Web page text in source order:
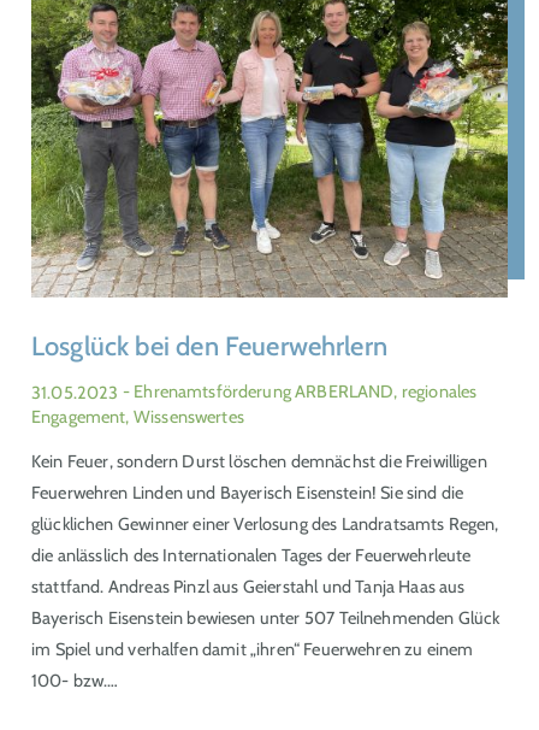
Losglück bei den Feuerwehrlern
31.05.2023 - Ehrenamtsförderung ARBERLAND, regionales
Engagement, Wissenswertes
Kein Feuer, sondern Durst löschen demnächst die Freiwilligen
Feuerwehren Linden und Bayerisch Eisenstein! Sie sind die
glücklichen Gewinner einer Verlosung des Landratsamts Regen,
die anlässlich des Internationalen Tages der Feuerwehrleute
stattfand. Andreas Pinzl aus Geierstahl und Tanja Haas aus
Bayerisch Eisenstein bewiesen unter 507 Teilnehmenden Glück
im Spiel und verhalfen damit „ihren“ Feuerwehren zu einem
100- bzw.…